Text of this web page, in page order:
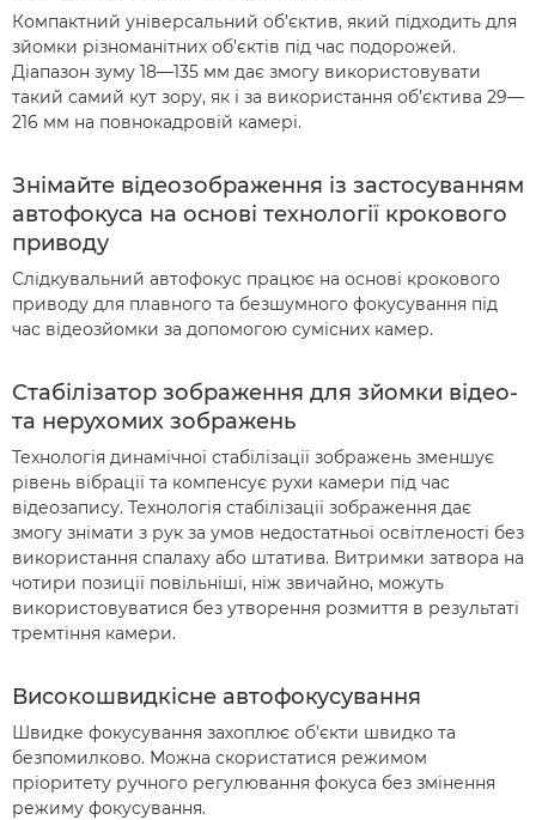
Компактний універсальний об’єктив, який підходить для
зйомки різноманітних об’єктів під час подорожей.
Діапазон зуму 18—135 мм дає змогу використовувати
такий самий кут зору, як і за використання об’єктива 29—
216 мм на повнокадровій камері.
Знімайте відеозображення із застосуванням
автофокуса на основі технології крокового
приводу
Слідкувальний автофокус працює на основі крокового
приводу для плавного та безшумного фокусування під
час відеозйомки за допомогою сумісних камер.
Стабілізатор зображення для зйомки відео-
та нерухомих зображень
Технологія динамічної стабілізації зображень зменшує
рівень вібрації та компенсує рухи камери під час
відеозапису. Технологія стабілізації зображення дає
змогу знімати з рук за умов недостатньої освітленості без
використання спалаху або штатива. Витримки затвора на
чотири позиції повільніші, ніж звичайно, можуть
використовуватися без утворення розмиття в результаті
тремтіння камери.
Високошвидкісне автофокусування
Швидке фокусування захоплює об’єкти швидко та
безпомилково. Можна скористатися режимом
пріоритету ручного регулювання фокуса без змінення
режиму фокусування.